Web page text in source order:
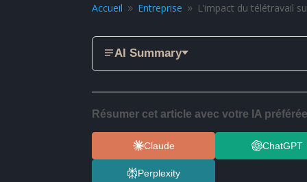
Accueil 9 Entreprise 9 L’impact du télétravail
AI Summary
Résumer cet article avec votre IA
Claude ChatGPT
Perplexity